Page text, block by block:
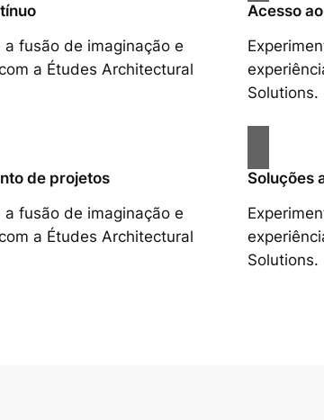
a fusão de imaginação e
a Études Architectural
Acesso
Solutions.
de projetos
a fusão de imaginação e
a Études Architectural
Soluções
Solutions.